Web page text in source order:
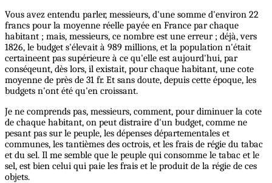
Vous avez entendu parler, messieurs, d'une somme d'environ 22
francs pour la moyenne réelle payée en France par chaque
habitant ; mais, messieurs, ce nombre est une erreur ; déjà, vers
1826, le budget s'élevait à 989 millions, et la population n'était
certaineent pas supérieure à ce qu'elle est aujourd'hui, par
conséqeunt, dès lors, il existait, pour chaque habitant, une cote
moyenne de près de 31 fr. Et sans doute, depuis cette époque, les
budgets n'ont été qu'en croissant.
Je ne comprends pas, messieurs, comment, pour diminuer la cote
de chaque habitant, on peut distraire d'un budget, comme ne
pesant pas sur le peuple, les dépenses départementales et
communes, les tantièmes des octrois, et les frais de régie du tabac
et du sel. Il me semble que le peuple qui consomme le tabac et le
sel, est bien celui qui paie les frais et le produit de la régie de ces
objets.